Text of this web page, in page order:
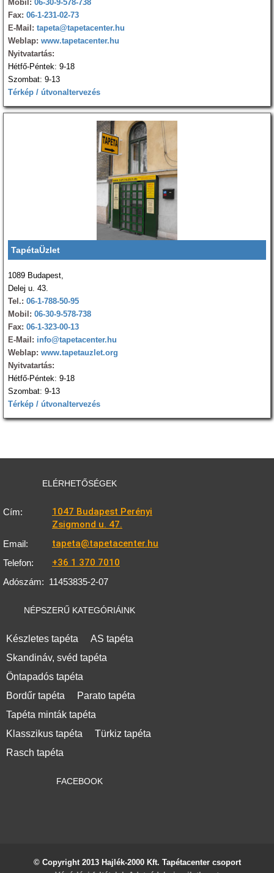
Mobil: 06-30-9-578-738
Fax: 06-1-231-02-73
E-Mail: tapeta@tapetacenter.hu
Weblap: www.tapetacenter.hu
Nyitvatartás:
Hétfő-Péntek: 9-18
Szombat: 9-13
Térkép / útvonaltervezés
TapétaÜzlet
1089 Budapest,
Delej u. 43.
Tel.: 06-1-788-50-95
Mobil: 06-30-9-578-738
Fax: 06-1-323-00-13
E-Mail: info@tapetacenter.hu
Weblap: www.tapetauzlet.org
Nyitvatartás:
Hétfő-Péntek: 9-18
Szombat: 9-13
Térkép / útvonaltervezés
ELÉRHETŐSÉGEK
Cím:
1047 Budapest Perényi
Zsigmond u. 47.
Email: tapeta@tapetacenter.hu
Telefon: +36 1 370 7010
Adószám: 11453835-2-07
NÉPSZERŰ KATEGÓRIÁINK
Készletes tapéta
AS tapéta
Skandináv, svéd tapéta
Öntapadós tapéta
Bordűr tapéta
Parato tapéta
Tapéta minták tapéta
Klasszikus tapéta
Türkiz tapéta
Rasch tapéta
FACEBOOK
© Copyright 2013 Hajlék-2000 Kft. Tapétacenter csoport